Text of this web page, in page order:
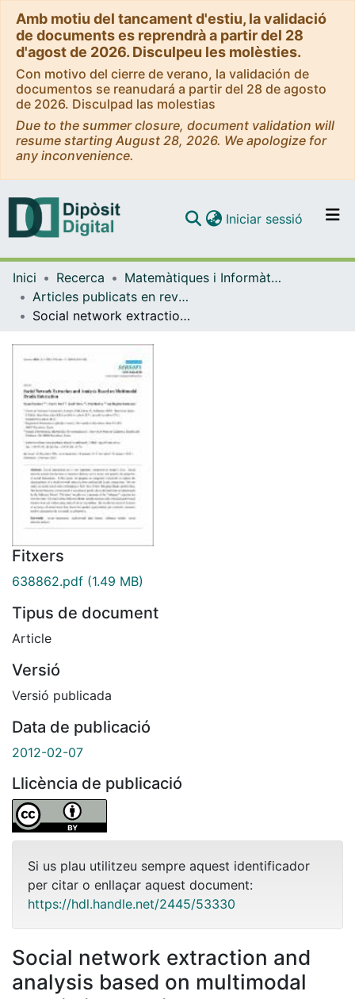
Amb motiu del tancament d'estiu, la validació
de documents es reprendrà a partir del 28
d'agost de 2026. Disculpeu les molèsties.
Con motivo del cierre de verano, la validación de
documentos se reanudará a partir del 28 de agosto
de 2026. Disculpad las molestias
Due to the summer closure, document validation will
resume starting August 28, 2026. We apologize for
any inconvenience.
Navega per tot el DD
Com publicar
Iniciar sessió (current)
Inici Recerca
Matemàtiques i Informàtica
Articles publicats en revistes (Matemàtiques i Informàtica)
Social network extraction and analysis based on multimodal dyadic interaction
Fitxers
638862.pdf (1.49 MB)
Tipus de document
Article
Versió
Versió publicada
Data de publicació
2012-02-07
Llicència de publicació
Si us plau utilitzeu sempre aquest identificador
per citar o enllaçar aquest document:
https://hdl.handle.net/2445/53330
Social network extraction and
analysis based on multimodal